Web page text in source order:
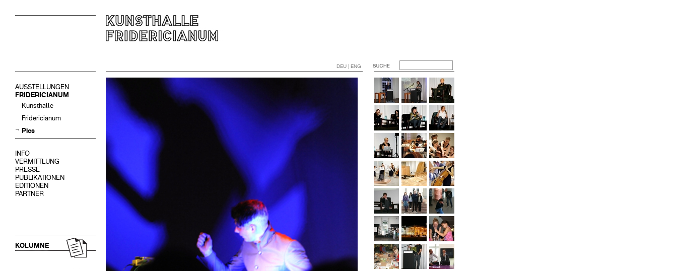
DEU | ENG
AUSSTELLUNGEN
FRIDERICIANUM
Kunsthalle
Fridericianum
Pics
INFO
VERMITTLUNG
PRESSE
PUBLIKATIONEN
EDITIONEN
PARTNER
KOLUMNE